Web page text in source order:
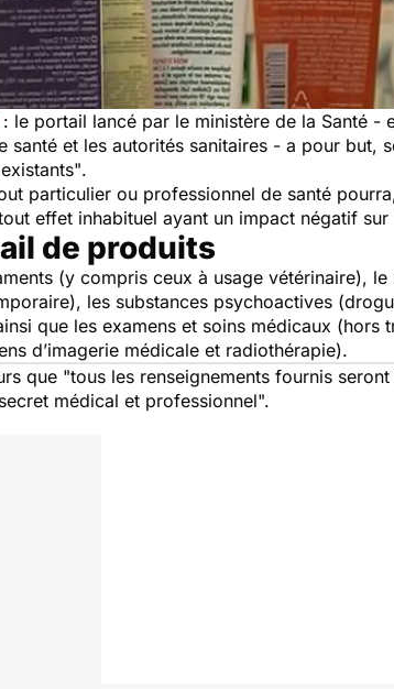
: le portail lancé par le ministère de la Santé -
santé et les autorités sanitaires - a pour but,
.
particulier ou professionnel de santé
effet inhabituel ayant un impact négatif sur
de produits
(y compris ceux à usage vétérinaire),
les substances psychoactives
que les examens et soins médicaux (hors
d’imagerie médicale et radiothérapie).
que "tous les renseignements fournis
médical et professionnel".